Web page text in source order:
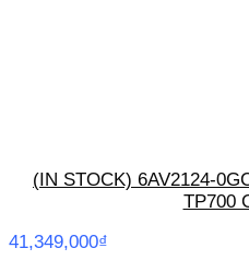
(IN STOCK) 6AV2124-
TP700
41,349,000₫